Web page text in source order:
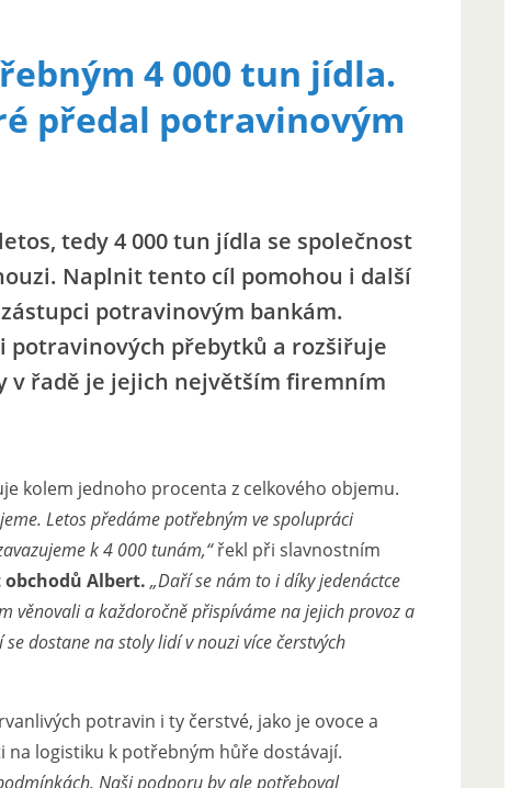
4 000 tun jídla.
předal potravinovým
tedy 4 000 tun jídla se společnost
Naplnit tento cíl pomohou i další
potravinovým bankám.
potravinových přebytků a rozšiřuje
v řadě je jejich největším firemním
kolem jednoho procenta z celkového objemu.
Letos předáme potřebným ve spolupráci
k 4 000 tunám,“řekl při slavnostním
Albert. „Daří se nám to i díky jedenáctce
věnovali a každoročně přispíváme na jejich provoz a
dostane na stoly lidí v nouzi více čerstvých
potravin i ty čerstvé, jako je ovoce a
na logistiku k potřebným hůře dostávají.
Naši podporu by ale potřeboval